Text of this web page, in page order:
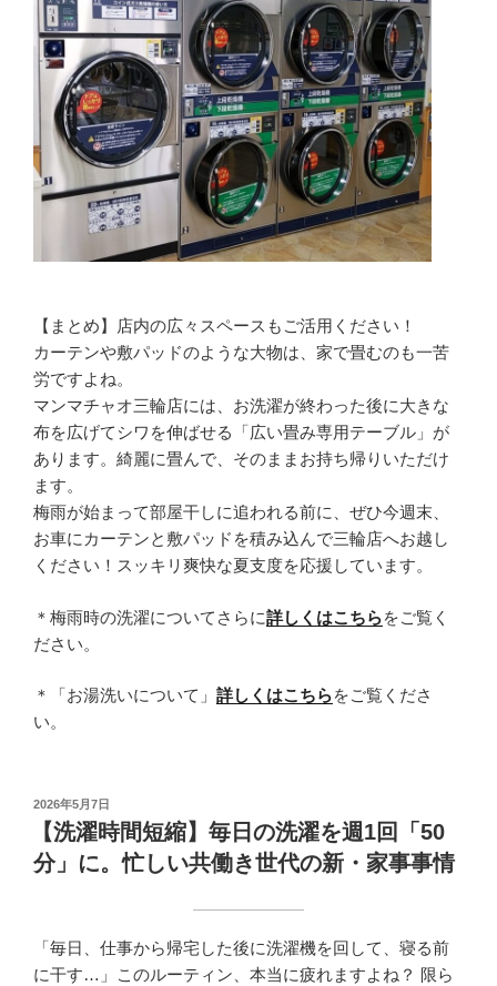
【まとめ】店内の広々スペースもご活用ください！
カーテンや敷パッドのような大物は、家で畳むのも一苦
労ですよね。
マンマチャオ三輪店には、お洗濯が終わった後に大きな
布を広げてシワを伸ばせる「広い畳み専用テーブル」が
あります。綺麗に畳んで、そのままお持ち帰りいただけ
ます。
梅雨が始まって部屋干しに追われる前に、ぜひ今週末、
お車にカーテンと敷パッドを積み込んで三輪店へお越し
ください！スッキリ爽快な夏支度を応援しています。
＊梅雨時の洗濯についてさらに詳しくはこちらをご覧く
ださい。
＊「お湯洗いについて」 詳しくはこちらをご覧くださ
い。
投
日:
2026年5月7日
【洗濯時間短縮】毎日の洗濯を週1回「50
分」に。忙しい共働き世代の新・家事事情
「毎日、仕事から帰宅した後に洗濯機を回して、寝る前
に干す…」このルーティン、本当に疲れますよね？ 限ら